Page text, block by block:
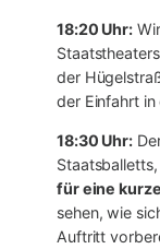
18:20 Uhr:
der
der Einfahrt
18:30 Uhr:
für eine
sehen, wie
Auftritt